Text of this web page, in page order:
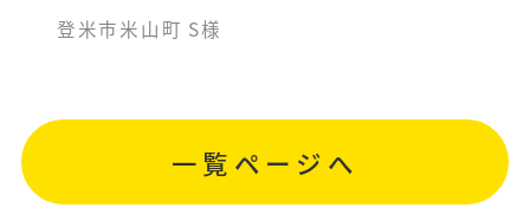
登米市米山町 S様
一覧ページへ